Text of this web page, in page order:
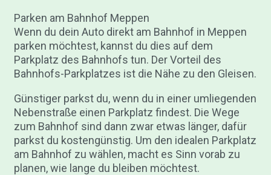
Parken am Bahnhof Meppen
Wenn du dein Auto direkt am Bahnhof in Meppen
parken möchtest, kannst du dies auf dem
Parkplatz des Bahnhofs tun. Der Vorteil des
Bahnhofs-Parkplatzes ist die Nähe zu den Gleisen.
Günstiger parkst du, wenn du in einer umliegenden
Nebenstraße einen Parkplatz findest. Die Wege
zum Bahnhof sind dann zwar etwas länger, dafür
parkst du kostengünstig. Um den idealen Parkplatz
am Bahnhof zu wählen, macht es Sinn vorab zu
planen, wie lange du bleiben möchtest.